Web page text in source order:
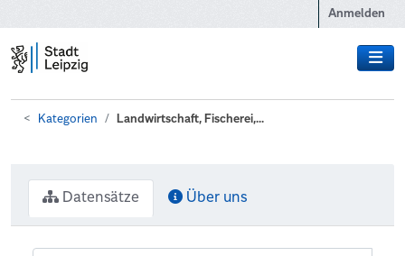
Anmelden
Kategorien Landwirtschaft, Fischerei,...
Datensätze Über uns